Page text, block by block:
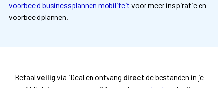
voorbeeld businessplannen mobiliteit voor meer inspiratie en
voorbeeldplannen.
Betaal veilig via iDeal en ontvang direct de bestanden in je